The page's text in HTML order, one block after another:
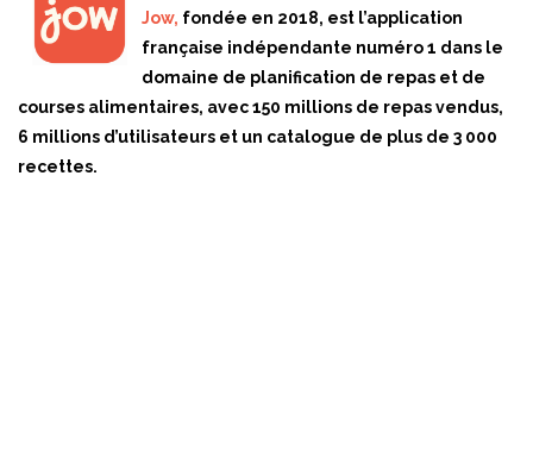
Jow, fondée en 2018, est l’application
française indépendante numéro 1 dans le
domaine de planification de repas et de
courses alimentaires, avec 150 millions de repas vendus,
6 millions d’utilisateurs et un catalogue de plus de 3 000
recettes.